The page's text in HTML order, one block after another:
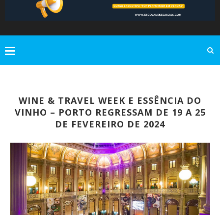
WINE & TRAVEL WEEK E ESSÊNCIA DO
VINHO – PORTO REGRESSAM DE 19 A 25
DE FEVEREIRO DE 2024